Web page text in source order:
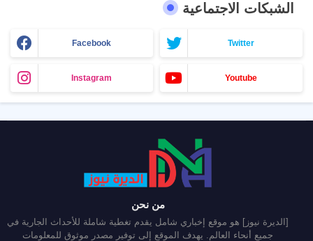
الشبكات الاجتماعية
Facebook Twitter
Instagram Youtube
من نحن
[الديرة نيوز] هو موقع إخباري شامل يقدم تغطية شاملة للأحداث الجارية في
جميع أنحاء العالم. يهدف الموقع إلى توفير مصدر موثوق للمعلومات